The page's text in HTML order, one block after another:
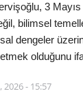
3
bilimsel
dengeler
olduğunu
2026 - 15:57